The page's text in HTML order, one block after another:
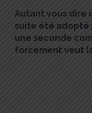
Autant vous dire
suite été adopté
une seconde
forcement veut